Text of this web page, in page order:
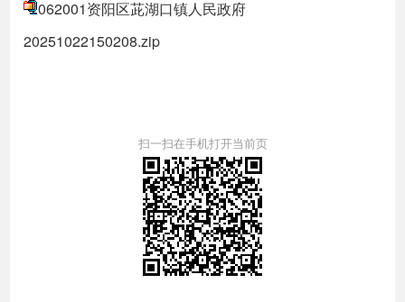
062001资阳区茈湖口镇人民政府
20251022150208.zip
扫一扫在手机打开当前页